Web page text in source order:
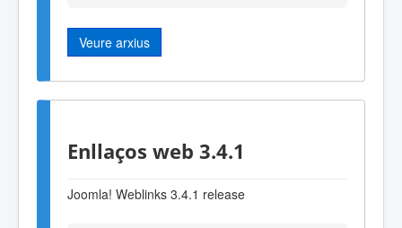
Veure arxius
Enllaços web 3.4.1
Joomla! Weblinks 3.4.1 release